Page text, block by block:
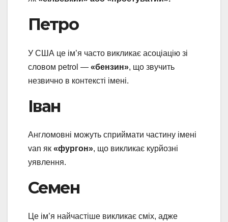
Петро
У США це ім’я часто викликає асоціацію зі
словом petrol — «бензин», що звучить
незвично в контексті імені.
Іван
Англомовні можуть сприймати частину імені
van як «фургон», що викликає курйозні
уявлення.
Семен
Це ім’я найчастіше викликає сміх, адже